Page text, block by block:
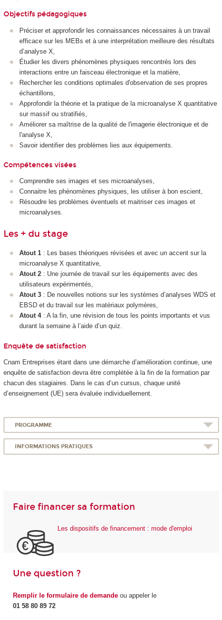
Objectifs pédagogiques
Préciser et approfondir les connaissances nécessaires à un travail
efficace sur les MEBs et à une interprétation meilleure des résultats
d’analyse X,
Étudier les divers phénomènes physiques rencontrés lors des
interactions entre un faisceau électronique et la matière,
Rechercher les conditions optimales d'observation de ses propres
échantillons,
Approfondir la théorie et la pratique de la microanalyse X quantitative
sur massif ou stratifiés,
Améliorer sa maîtrise de la qualité de l'imagerie électronique et de
l'analyse X,
Savoir identifier des problèmes lies aux équipements.
Compétences visées
Comprendre ses images et ses microanalyses,
Connaitre les phénomènes physiques, les utiliser à bon escient,
Résoudre les problèmes éventuels et maitriser ces images et
microanalyses.
Les + du stage
Atout 1 : Les bases théoriques révisées et avec un accent sur la
microanalyse X quantitative,
Atout 2 : Une journée de travail sur les équipements avec des
utilisateurs expérimentés,
Atout 3 : De nouvelles notions sur les systèmes d’analyses WDS et
EBSD et du travail sur les matériaux polymères,
Atout 4 : A la fin, une révision de tous les points importants et vus
durant la semaine à l’aide d’un quiz.
Enquête de satisfaction
Cnam Entreprises étant dans une démarche d’amélioration continue, une
enquête de satisfaction devra être complétée à la fin de la formation par
chacun des stagiaires. Dans le cas d’un cursus, chaque unité
d’enseignement (UE) sera évaluée individuellement.
PROGRAMME
INFORMATIONS PRATIQUES
Faire financer sa formation
Les dispositifs de financement : mode d'emploi
Une question ?
Remplir le formulaire de demandeou appeler le
01 58 80 89 72